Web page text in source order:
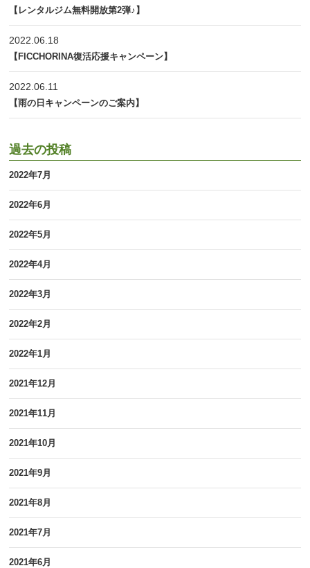
【レンタルジム無料開放第2弾♪】
2022.06.18
【FICCHORINA復活応援キャンペーン】
2022.06.11
【雨の日キャンペーンのご案内】
過去の投稿
2022年7月
2022年6月
2022年5月
2022年4月
2022年3月
2022年2月
2022年1月
2021年12月
2021年11月
2021年10月
2021年9月
2021年8月
2021年7月
2021年6月